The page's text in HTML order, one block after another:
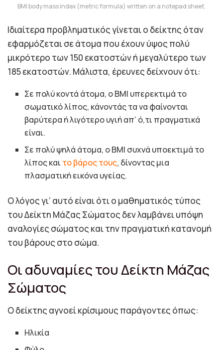
BMI body mass index (metric formula) written on a notepad sheet.
Ιδιαίτερα προβληματικός γίνεται ο δείκτης όταν
εφαρμόζεται σε άτομα που έχουν ύψος πολύ
μικρότερο των 150 εκατοστών ή μεγαλύτερο των
185 εκατοστών. Μάλιστα, έρευνες δείχνουν ότι:
Σε πολύ κοντά άτομα, ο BMI υπερεκτιμά το
σωματικό λίπος, κάνοντάς τα να φαίνονται
βαρύτερα ή λιγότερο υγιή απ’ ό,τι πραγματικά
είναι.
Σε πολύ ψηλά άτομα, ο BMI συχνά υποεκτιμά το
λίπος και το βάρος τους, δίνοντας μια
πλασματική εικόνα υγείας.
Ο λόγος γι’ αυτό είναι ότι ο μαθηματικός τύπος
του Δείκτη Μάζας Σώματος δεν λαμβάνει υπόψη
αναλογίες σώματος και την πραγματική κατανομή
του βάρους στο σώμα.
Οι αδυναμίες του Δείκτη Μάζας
Σώματος
Ο δείκτης αγνοεί κρίσιμους παράγοντες όπως:
Ηλικία